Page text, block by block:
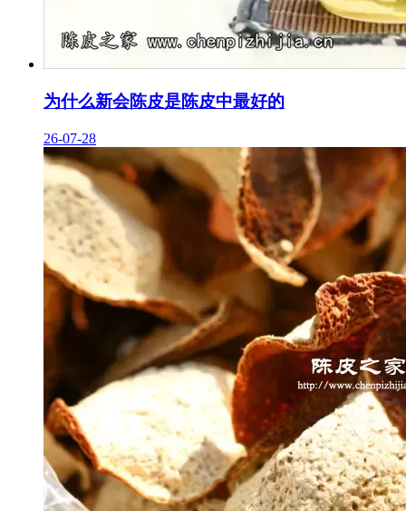
为什么新会陈皮是陈皮中最好的
26-07-28